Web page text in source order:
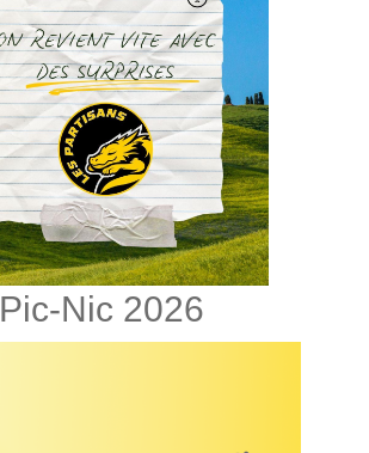
Pic-Nic 2026